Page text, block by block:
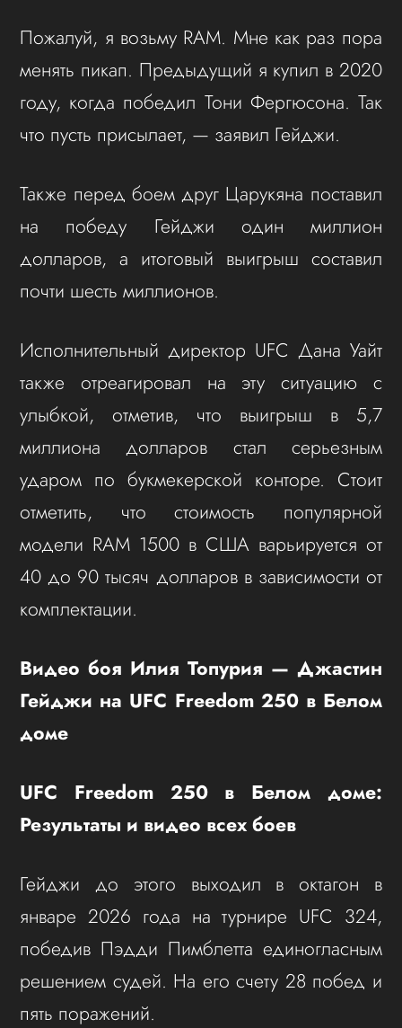
Пожалуй, я возьму RAM. Мне как раз пора
менять пикап. Предыдущий я купил в 2020
году, когда победил Тони Фергюсона. Так
что пусть присылает, — заявил Гейджи.
Также перед боем друг Царукяна поставил
на победу Гейджи один миллион
долларов, а итоговый выигрыш составил
почти шесть миллионов.
Исполнительный директор UFC Дана Уайт
также отреагировал на эту ситуацию с
улыбкой, отметив, что выигрыш в 5,7
миллиона долларов стал серьезным
ударом по букмекерской конторе. Стоит
отметить, что стоимость популярной
модели RAM 1500 в США варьируется от
40 до 90 тысяч долларов в зависимости от
комплектации.
Видео боя Илия Топурия — Джастин
Гейджи на UFC Freedom 250 в Белом
доме
UFC Freedom 250 в Белом доме:
Результаты и видео всех боев
Гейджи до этого выходил в октагон в
январе 2026 года на турнире UFC 324,
победив Пэдди Пимблетта единогласным
решением судей. На его счету 28 побед и
пять поражений.